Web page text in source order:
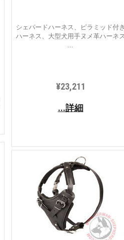
シェパードハーネス、ピラミッド付
ハーネス、大型犬用手ヌメ革ハーネ
...
¥23,211
...詳細